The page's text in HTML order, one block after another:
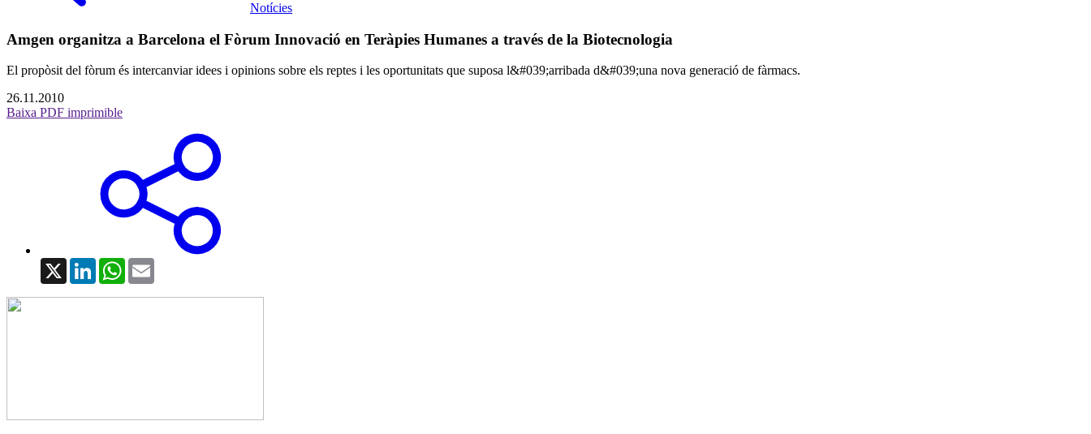
Notícies
Amgen organitza a Barcelona el Fòrum Innovació en Teràpies Humanes a través de la Biotecnologia
El propòsit del fòrum és intercanviar idees i opinions sobre els reptes i les oportunitats que suposa l&#039;arribada d&#039;una nova generació de fàrmacs.
26.11.2010
Baixa PDF imprimible
X LinkedInWhatsApp